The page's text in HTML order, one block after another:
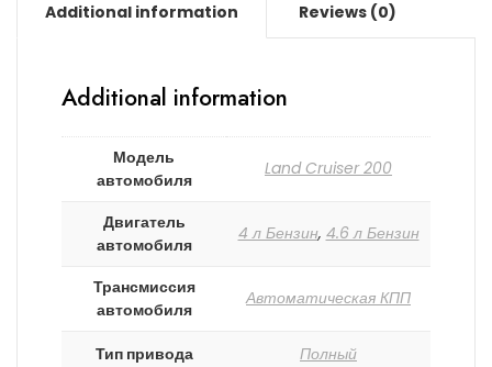
Additional information Reviews (0)
Additional information
Модель
автомобиля
Land Cruiser 200
Двигатель
автомобиля
4 л Бензин, 4.6 л Бензин
Трансмиссия
автомобиля
Автоматическая КПП
Тип привода Полный